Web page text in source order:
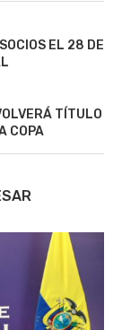
EL 28 DE
TÍTULO
COPA